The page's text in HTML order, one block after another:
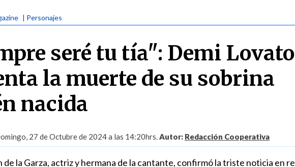
| Personajes
seré tu tía": Demi Lovato
la muerte de su sobrina
nacida
27 de Octubre de 2024 a las 14:20hrs.Autor: Redacción Cooperativa
de la Garza, actriz y hermana de la cantante, confirmó la triste noticia en